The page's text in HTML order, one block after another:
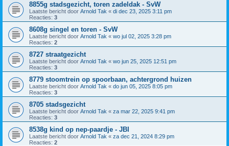
8855g stadsgezicht, toren zadeldak - SvW
Laatste bericht door Arnold Tak « di dec 23, 2025 3:11 pm
Reacties: 3
8608g singel en toren - SvW
Laatste bericht door Arnold Tak « wo jul 02, 2025 3:28 pm
Reacties: 2
8727 straatgezicht
Laatste bericht door Arnold Tak « wo jun 25, 2025 12:51 pm
Reacties: 3
8779 stoomtrein op spoorbaan, achtergrond huizen
Laatste bericht door Arnold Tak « do jun 05, 2025 8:05 pm
Reacties: 3
8705 stadsgezicht
Laatste bericht door Arnold Tak « za mar 22, 2025 9:41 pm
Reacties: 3
8538g kind op nep-paardje - JBI
Laatste bericht door Arnold Tak « za dec 21, 2024 8:29 pm
Reacties: 2